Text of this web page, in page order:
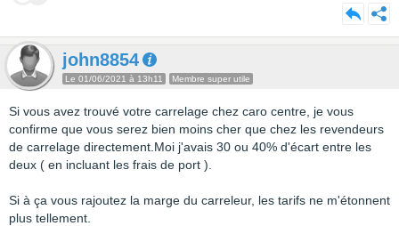
john8854
Le 01/06/2021 à 13h11 Membre super utile
Si vous avez trouvé votre carrelage chez caro centre, je vous
confirme que vous serez bien moins cher que chez les revendeurs
de carrelage directement.Moi j'avais 30 ou 40% d'écart entre les
deux ( en incluant les frais de port ).
Si à ça vous rajoutez la marge du carreleur, les tarifs ne m'étonnent
plus tellement.